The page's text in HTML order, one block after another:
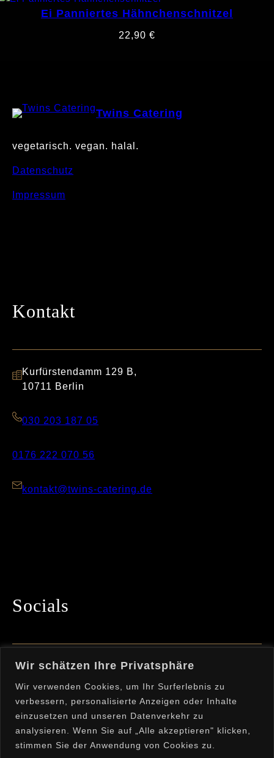
Wir schätzen Ihre Privatsphäre
Wir verwenden Cookies, um Ihr Surferlebnis zu
verbessern, personalisierte Anzeigen oder Inhalte
einzusetzen und unseren Datenverkehr zu
analysieren. Wenn Sie auf „Alle akzeptieren" klicken,
stimmen Sie der Anwendung von Cookies zu.
Ei Panniertes Hähnchenschnitzel
22,90 €
Twins Catering
vegetarisch. vegan. halal.
Datenschutz
Impressum
Kontakt
Kurfürstendamm 129 B,
10711 Berlin
030 203 187 05
0176 222 070 56
kontakt@twins-catering.de
Socials
Bleibe mit uns in Kontakt und folge uns auf